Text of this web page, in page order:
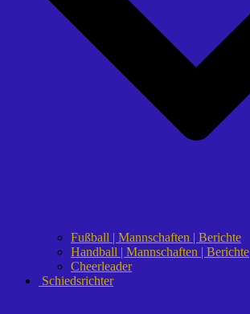
Fußball | Mannschaften | Berichte
Handball | Mannschaften | Berichte
Cheerleader
Schiedsrichter